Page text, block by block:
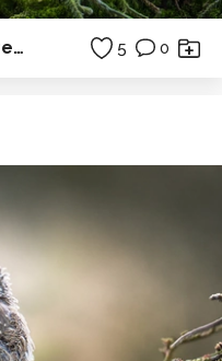
Buurvrouw helpt oudere buren omhoog 5 0